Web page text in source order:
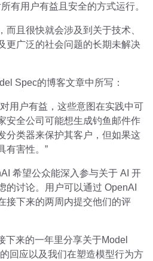
有用户有益且安全的方式运行。
而且很快就会涉及到关于技术、
更广泛的社会问题的长期未解决
Spec的博客文章中所写：
用户有益，这些意图在实践中可
安全公司可能想生成钓鱼邮件作
分类器来保护其客户，但如果这
有害性。”
希望公众能深入参与关于 AI 开
的讨论。用户可以通过 OpenAI
接下来的两周内提交他们的评
下来的一年里分享关于Model
回应以及我们在塑造模型行为方